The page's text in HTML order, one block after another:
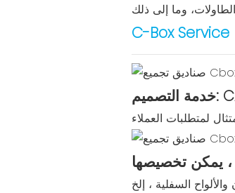
C-Box Service
، يمكن تخصيصها